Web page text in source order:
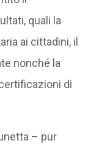
quali la
ai cittadini, il
nonché la
di
– pur